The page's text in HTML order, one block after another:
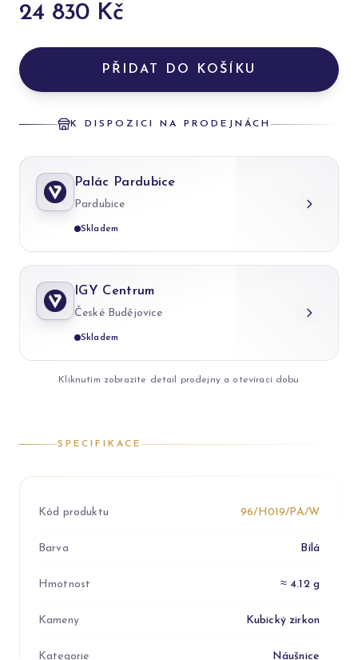
24 830 Kč
PŘIDAT DO KOŠÍKU
K DISPOZICI NA PRODEJNÁCH
Palác Pardubice
Pardubice
Skladem
IGY Centrum
České Budějovice
Skladem
Kliknutím zobrazíte detail prodejny a otevírací dobu
SPECIFIKACE
Kód produktu 96/H019/PA/W
Barva Bílá
Hmotnost ≈ 4.12 g
Kameny Kubický zirkon
Kategorie Náušnice